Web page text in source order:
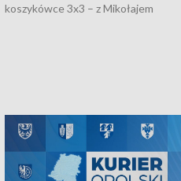
koszykówce 3x3 – z Mikołajem